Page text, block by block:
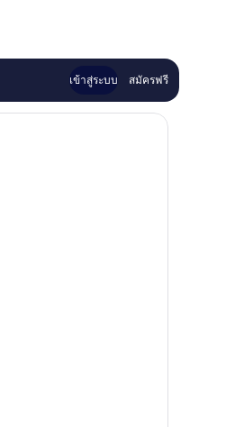
เข้าสู่ระบบ สมัครฟรี